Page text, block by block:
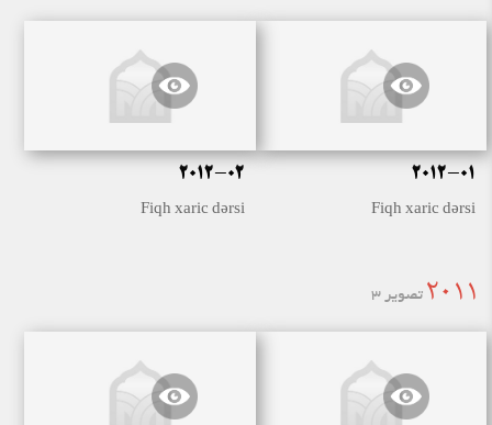
2012-01
Fiqh xaric dərsi
2012-02
Fiqh xaric dərsi
تصویر 3